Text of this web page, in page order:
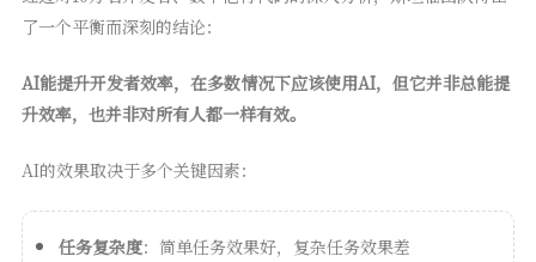
了一个平衡而深刻的结论：
AI能提升开发者效率，在多数情况下应该使用AI，但它并非总能提
升效率，也并非对所有人都一样有效。
AI的效果取决于多个关键因素：
任务复杂度：简单任务效果好，复杂任务效果差